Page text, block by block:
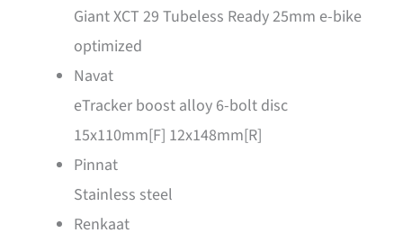
Giant XCT 29 Tubeless Ready 25mm e-bike
optimized
Navat
eTracker boost alloy 6-bolt disc
15x110mm[F] 12x148mm[R]
Pinnat
Stainless steel
Renkaat